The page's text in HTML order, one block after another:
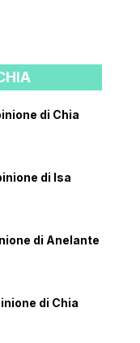
di Chia
di Isa
di Anelante
di Chia